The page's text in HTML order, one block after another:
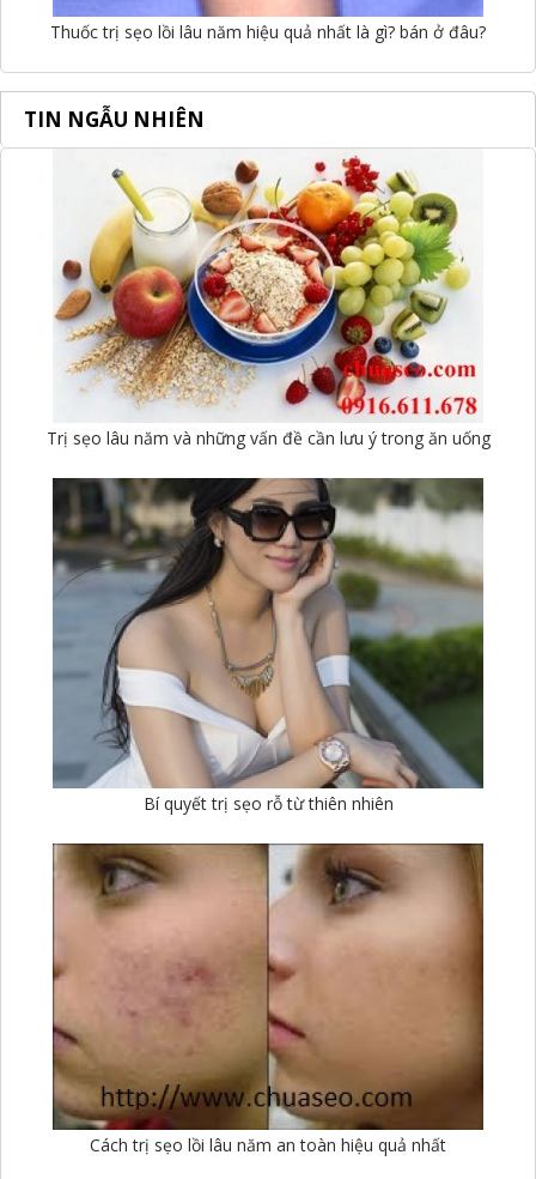
Thuốc trị sẹo lồi lâu năm hiệu quả nhất là gì? bán ở đâu?
TIN NGẪU NHIÊN
Trị sẹo lâu năm và những vấn đề cần lưu ý trong ăn uống
Bí quyết trị sẹo rỗ từ thiên nhiên
Cách trị sẹo lồi lâu năm an toàn hiệu quả nhất